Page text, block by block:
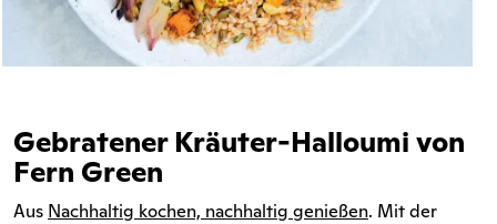
Gebratener Kräuter-Halloumi von
Fern Green
Aus Nachhaltig kochen, nachhaltig genießen. Mit der